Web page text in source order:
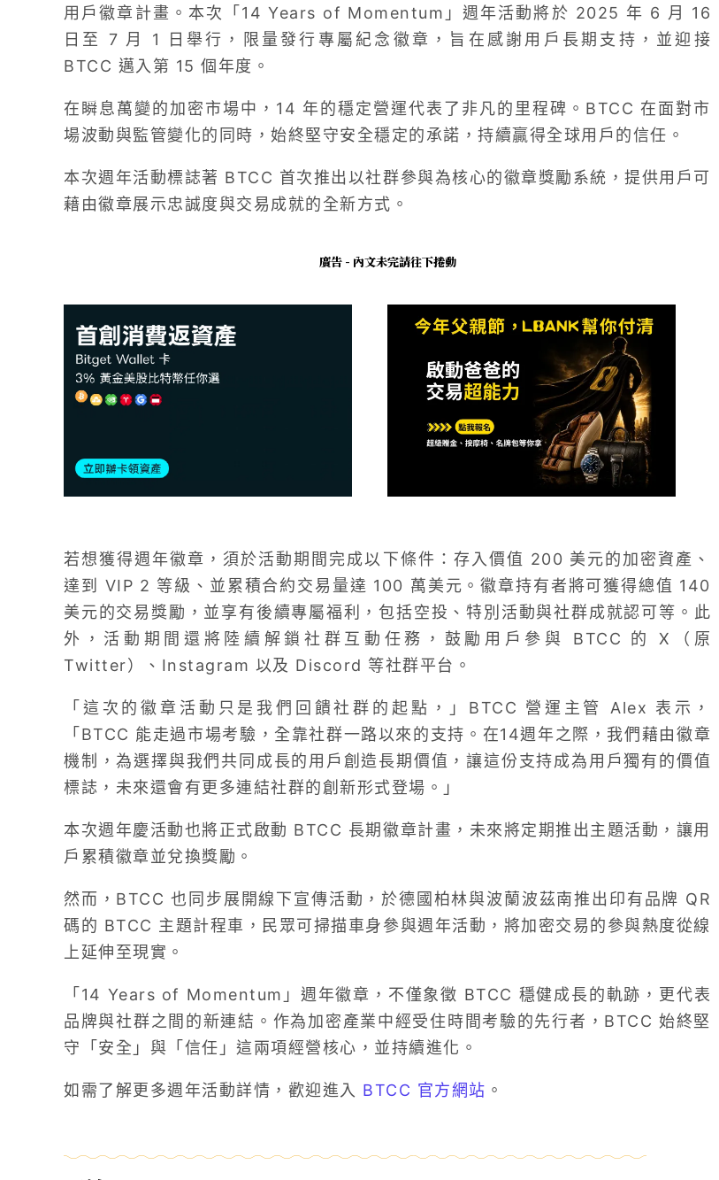
用戶徽章計畫。本次「14 Years of Momentum」週年活動將於 2025 年 6 月 16
日至 7 月 1 日舉行，限量發行專屬紀念徽章，旨在感謝用戶長期支持，並迎接
BTCC 邁入第 15 個年度。
在瞬息萬變的加密市場中，14 年的穩定營運代表了非凡的里程碑。BTCC 在面對市
場波動與監管變化的同時，始終堅守安全穩定的承諾，持續贏得全球用戶的信任。
本次週年活動標誌著 BTCC 首次推出以社群參與為核心的徽章獎勵系統，提供用戶可
藉由徽章展示忠誠度與交易成就的全新方式。
廣告 - 內文未完請往下捲動
若想獲得週年徽章，須於活動期間完成以下條件：存入價值 200 美元的加密資產、
達到 VIP 2 等級、並累積合約交易量達 100 萬美元。徽章持有者將可獲得總值 140
美元的交易獎勵，並享有後續專屬福利，包括空投、特別活動與社群成就認可等。此
外，活動期間還將陸續解鎖社群互動任務，鼓勵用戶參與 BTCC 的 X（原
Twitter）、Instagram 以及 Discord 等社群平台。
「這次的徽章活動只是我們回饋社群的起點，」BTCC 營運主管 Alex 表示，
「BTCC 能走過市場考驗，全靠社群一路以來的支持。在14週年之際，我們藉由徽章
機制，為選擇與我們共同成長的用戶創造長期價值，讓這份支持成為用戶獨有的價值
標誌，未來還會有更多連結社群的創新形式登場。」
本次週年慶活動也將正式啟動 BTCC 長期徽章計畫，未來將定期推出主題活動，讓用
戶累積徽章並兌換獎勵。
然而，BTCC 也同步展開線下宣傳活動，於德國柏林與波蘭波茲南推出印有品牌 QR
碼的 BTCC 主題計程車，民眾可掃描車身參與週年活動，將加密交易的參與熱度從線
上延伸至現實。
「14 Years of Momentum」週年徽章，不僅象徵 BTCC 穩健成長的軌跡，更代表
品牌與社群之間的新連結。作為加密產業中經受住時間考驗的先行者，BTCC 始終堅
守「安全」與「信任」這兩項經營核心，並持續進化。
如需了解更多週年活動詳情，歡迎進入 BTCC 官方網站 。